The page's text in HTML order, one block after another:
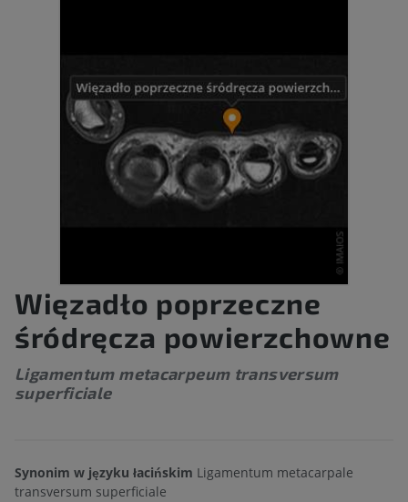
Więzadło poprzeczne
śródręcza powierzchowne
Ligamentum metacarpeum transversum
superficiale
Synonim w języku łacińskim Ligamentum metacarpale
transversum superficiale